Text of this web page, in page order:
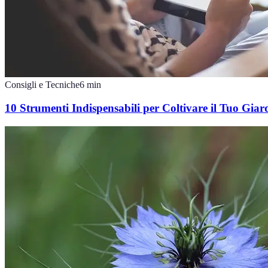
Consigli e Tecniche6 min
10 Strumenti Indispensabili per Coltivare il Tuo